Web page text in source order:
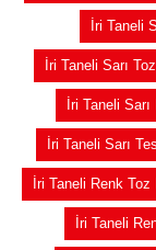
İri Taneli
İri Taneli Sarı
İri Taneli
İri Taneli Sarı
İri Taneli Renk Toz
İri Taneli